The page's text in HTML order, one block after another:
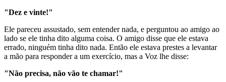
"Dez e vinte!"
Ele pareceu assustado, sem entender nada, e perguntou ao amigo ao
lado se ele tinha dito alguma coisa. O amigo disse que ele estava
errado, ninguém tinha dito nada. Então ele estava prestes a levantar
a mão para responder a um exercício, mas a Voz lhe disse:
"Não precisa, não vão te chamar!"